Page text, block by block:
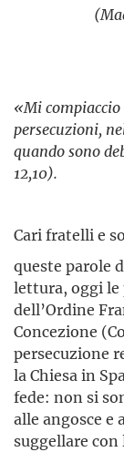
«Mi
persecuzioni,
quando sono
12,10).
Cari fratelli e
queste parole
lettura, oggi le
dell’Ordine
Concezione
persecuzione
la Chiesa in
fede: non si
alle angosce e
suggellare con